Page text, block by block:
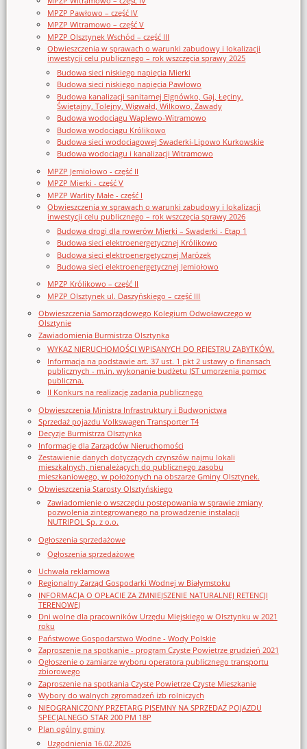
MPZP Pawłowo – część IV
MPZP Witramowo – część V
MPZP Olsztynek Wschód – część III
Obwieszczenia w sprawach o warunki zabudowy i lokalizacji
inwestycji celu publicznego – rok wszczęcia sprawy 2025
Budowa sieci niskiego napięcia Mierki
Budowa sieci niskiego napięcia Pawłowo
Budowa kanalizacji sanitarnej Elgnówko, Gaj, Łęciny,
Świętajny, Tolejny, Wigwałd, Wilkowo, Zawady
Budowa wodociągu Waplewo-Witramowo
Budowa wodociągu Królikowo
Budowa sieci wodociągowej Swaderki-Lipowo Kurkowskie
Budowa wodociągu i kanalizacji Witramowo
MPZP Jemiołowo - część II
MPZP Mierki - część V
MPZP Warlity Małe - część I
Obwieszczenia w sprawach o warunki zabudowy i lokalizacji
inwestycji celu publicznego – rok wszczęcia sprawy 2026
Budowa drogi dla rowerów Mierki – Swaderki - Etap 1
Budowa sieci elektroenergetycznej Królikowo
Budowa sieci elektroenergetycznej Marózek
Budowa sieci elektroenergetycznej Jemiołowo
MPZP Królikowo – część II
MPZP Olsztynek ul. Daszyńskiego – część III
Obwieszczenia Samorządowego Kolegium Odwoławczego w
Olsztynie
Zawiadomienia Burmistrza Olsztynka
WYKAZ NIERUCHOMOŚCI WPISANYCH DO REJESTRU ZABYTKÓW.
Informacja na podstawie art. 37 ust. 1 pkt 2 ustawy o finansach
publicznych - m.in. wykonanie budżetu JST umorzenia pomoc
publiczna.
II Konkurs na realizację zadania publicznego
Obwieszczenia Ministra Infrastruktury i Budwonictwa
Sprzedaż pojazdu Volkswagen Transporter T4
Decyzje Burmistrza Olsztynka
Informacje dla Zarządców Nieruchomości
Zestawienie danych dotyczących czynszów najmu lokali
mieszkalnych, nienależących do publicznego zasobu
mieszkaniowego, w położonych na obszarze Gminy Olsztynek.
Obwieszczenia Starosty Olsztyńskiego
Zawiadomienie o wszczęciu postępowania w sprawie zmiany
pozwolenia zintegrowanego na prowadzenie instalacji
NUTRIPOL Sp. z o.o.
Ogłoszenia sprzedażowe
Ogłoszenia sprzedażowe
Uchwała reklamowa
Regionalny Zarząd Gospodarki Wodnej w Białymstoku
INFORMACJA O OPŁACIE ZA ZMNIEJSZENIE NATURALNEJ RETENCJI
TERENOWEJ
Dni wolne dla pracowników Urzędu Miejskiego w Olsztynku w 2021
roku
Państwowe Gospodarstwo Wodne - Wody Polskie
Zaproszenie na spotkanie - program Czyste Powietrze grudzień 2021
Ogłoszenie o zamiarze wyboru operatora publicznego transportu
zbiorowego
Zaproszenie na spotkania Czyste Powietrze Czyste Mieszkanie
Wybory do walnych zgromadzeń izb rolniczych
NIEOGRANICZONY PRZETARG PISEMNY NA SPRZEDAŻ POJAZDU
SPECJALNEGO STAR 200 PM 18P
Plan ogólny gminy
Uzgodnienia 16.02.2026